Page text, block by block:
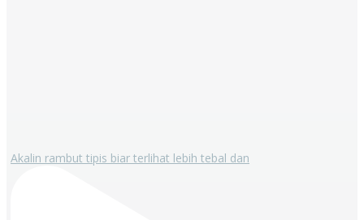
Akalin rambut tipis biar terlihat lebih tebal dan